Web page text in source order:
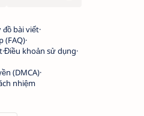
đồ bài viết
(FAQ)
Điều khoản sử dụng
(DMCA)
nhiệm